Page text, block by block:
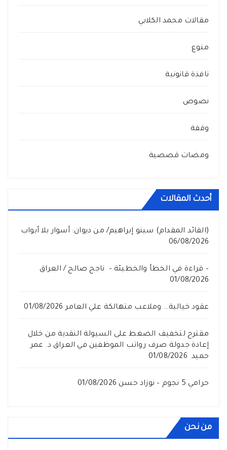
مقالات محمد الكلابي
منوع
نافذة قانونية
نصوص
وقفة
ومضات قصصية
أحدث المقالات
(القائد المقدام) سينو إبراهيم/ من ديوان: أسوار بلا أبواب
06/08/2026
– قراءة في الخطأ والخطيئة – ناجح صالح / العراق
01/08/2026
عقود خيالية… وملاعب متهالكة علي العامر 01/08/2026
مقترح لتخفيف الضغط على السيولة النقدية من خلال
إعادة جدولة صرف رواتب الموظفين في العراق د. عمر
حميد 01/08/2026
حرامي 5 نجوم – نوزاد حسن 01/08/2026
من نحن